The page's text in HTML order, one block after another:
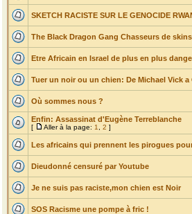
SKETCH RACISTE SUR LE GENOCIDE
The Black Dragon Gang Chasseurs de skins
Etre Africain en Israel de plus en plus
Tuer un noir ou un chien: De Michael Vick a
Où sommes nous ?
Enfin: Assassinat d'Eugène Terreblanche
[ Aller à la page: 1 2 ]
Les africains qui prennent les pirogues
Dieudonné censuré par Youtube
Je ne suis pas raciste,mon chien est Noir
SOS Racisme une pompe à fric !